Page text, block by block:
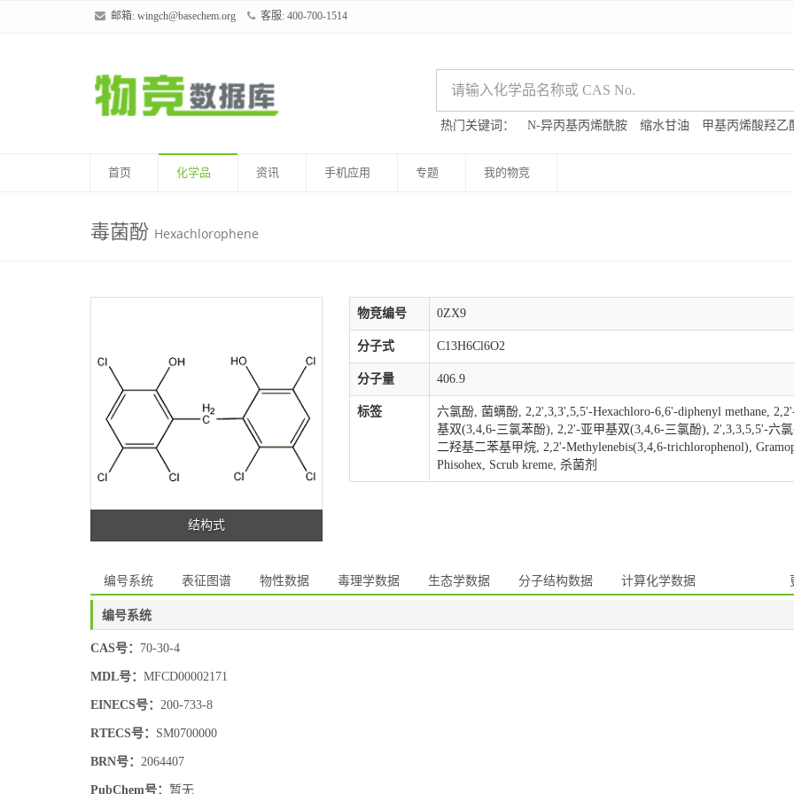
邮箱: wingch@basechem.org 客服: 400-700-1514
热门关键词： N-异丙基丙烯酰胺 缩水甘油 甲基丙烯酸羟乙
首页 化学品 资讯 手机应用 专题 我的物竞
毒菌酚 Hexachlorophene
结构式
物竞编号 0ZX9
分子式 C13H6Cl6O2
分子量 406.9
标签
六氯酚, 菌螨酚, 2,2',3,3',5,5'-Hexachloro-6,6'-diphenyl methane,
基双(3,4,6-三氯苯酚), 2,2'-亚甲基双(3,4,6-三氯酚), 2',3,3,5,5'-六
二羟基二苯基甲烷, 2,2'-Methylenebis(3,4,6-trichlorophenol),
Phisohex, Scrub kreme, 杀菌剂
编号系统 表征图谱 物性数据 毒理学数据 生态学数据 分子结构数据 计算化学数据
编号系统
CAS号： 70-30-4
MDL号： MFCD00002171
EINECS号： 200-733-8
RTECS号： SM0700000
BRN号： 2064407
PubChem号： 暂无